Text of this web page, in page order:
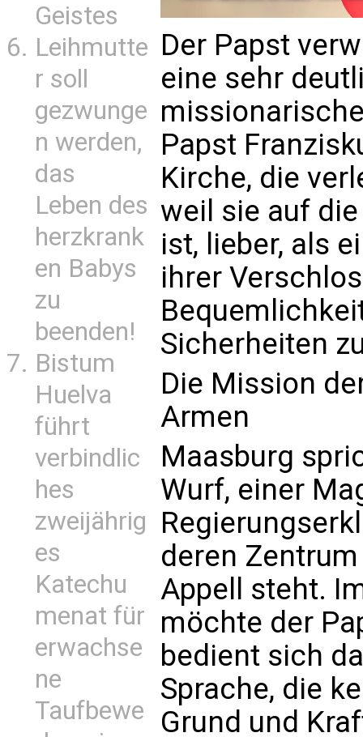
Geistes
Leihmutte
r soll
gezwunge
n werden,
das
Leben des
herzkrank
en Babys
zu
beenden!
Bistum
Huelva
führt
verbindlic
hes
zweijährig
es
Katechu
menat für
erwachse
ne
Taufbewe
Der Papst
eine sehr
Papst
Kirche, die
weil sie auf
ist, lieber, als
ihrer
Sicherheiten
Die Mission
Armen
Maasburg
Wurf, einer
deren
Appell steht.
möchte der
bedient sich
Sprache, die
Grund und